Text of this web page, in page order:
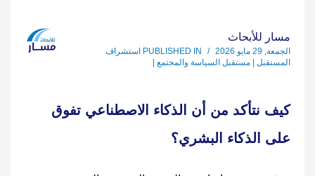
مسار للأبحاث
الجمعة, 29 مايو 2026 /
PUBLISHED IN
استشراف
المستقبل | مستقبل السياسة والمجتمع |
كيف نتأكد من أن الذكاء الاصطناعي تفوق
على الذكاء البشري؟